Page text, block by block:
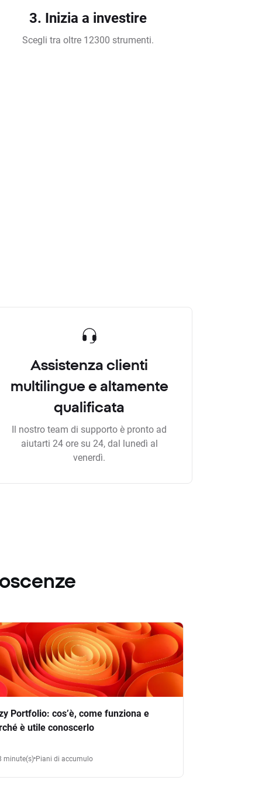
3. Inizia a investire
Scegli tra oltre 12300 strumenti.
Assistenza clienti
multilingue e altamente
qualificata
Il nostro team di supporto è pronto ad
aiutarti 24 ore su 24, dal lunedì al
venerdì.
Portfolio: cos’è, come funziona e
è utile conoscerlo
minute(s) Piani di accumulo